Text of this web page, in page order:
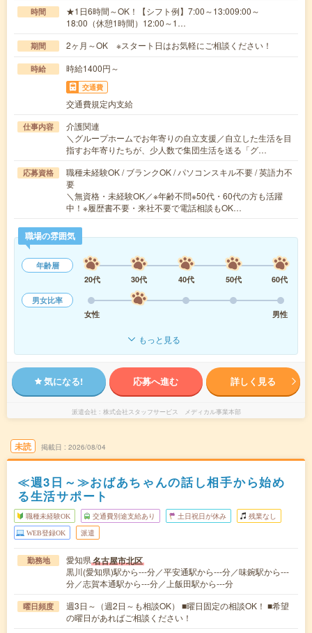
時間
★1日6時間～OK！【シフト例】7:00～13:009:00～
18:00（休憩1時間）12:00～1…
期間 2ヶ月～OK ※スタート日はお気軽にご相談ください！
時給 時給1400円～
交通費
交通費規定内支給
仕事内容
介護関連
＼グループホームでお年寄りの自立支援／自立した生活を目
指すお年寄りたちが、少人数で集団生活を送る「グ…
応募資格
職種未経験OK / ブランクOK / パソコンスキル不要 / 英語力不
要
＼無資格・未経験OK／※年齢不問※50代・60代の方も活躍
中！※履歴書不要・来社不要で電話相談もOK…
職場の雰囲気
年齢層
20代
30代 40代 50代
60代
男女比率
女性
男性
もっと見る
気になる! 応募へ進む 詳しく見る
派遣会社 株式会社スタッフサービス メディカル事業本部
未読 掲載日 2026/08/04
≪週3日～≫おばあちゃんの話し相手から始め
る生活サポート
職種未経験OK 交通費別途支給あり 土日祝日が休み 残業なし
WEB登録OK 派遣
勤務地 愛知県名古屋市北区
黒川(愛知県)駅から---分／平安通駅から---分／味鋺駅から---
分／志賀本通駅から---分／上飯田駅から---分
曜日頻度
週3日～（週2日～も相談OK） ■曜日固定の相談OK！ ■希望
の曜日があればご相談ください！